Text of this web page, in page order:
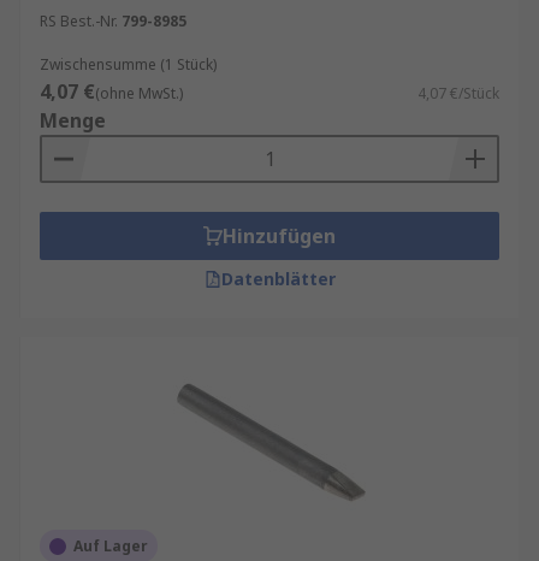
RS Best.-Nr. 799-8985
Zwischensumme (1 Stück)
4,07 €(ohne MwSt.) 4,07 €/Stück
Menge
Hinzufügen
Datenblätter
Auf Lager